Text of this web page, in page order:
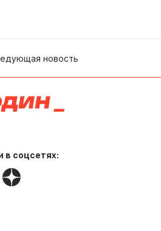
новость
в соцсетях: